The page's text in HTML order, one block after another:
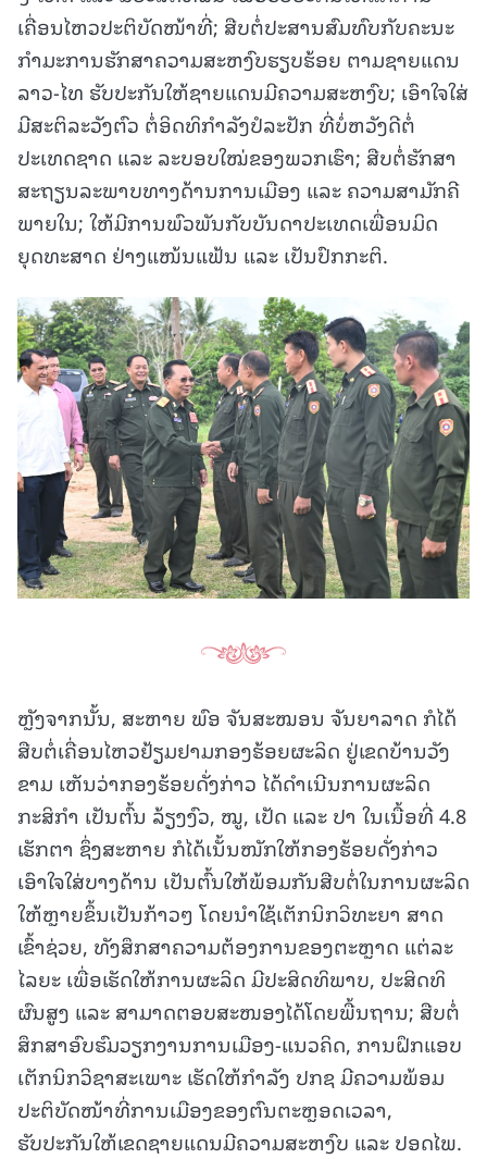
ເຄື່ອນໄຫວປະຕິບັດໜ້າທີ່; ສືບຕໍ່ປະສານສົມທົບກັບຄະນະ
ກຳມະການຮັກສາຄວາມສະຫງົບຮຽບຮ້ອຍ ຕາມຊາຍແດນ
ລາວ-ໄທ ຮັບປະກັນໃຫ້ຊາຍແດນມີຄວາມສະຫງົບ; ເອົາໃຈໃສ່
ມີສະຕິລະວັງຕົວ ຕໍ່ອິດທິກຳລັງປໍລະປັກ ທີ່ບໍ່ຫວັງດີຕໍ່
ປະເທດຊາດ ແລະ ລະບອບໃໝ່ຂອງພວກເຮົາ; ສືບຕໍ່ຮັກສາ
ສະຖຽນລະພາບທາງດ້ານການເມືອງ ແລະ ຄວາມສາມັກຄີ
ພາຍໃນ; ໃຫ້ມີການພົວພັນກັບບັນດາປະເທດເພື່ອນມິດ
ຍຸດທະສາດ ຢ່າງແໜ້ນແຟ້ນ ແລະ ເປັນປົກກະຕິ.
ຫຼັງຈາກນັ້ນ, ສະຫາຍ ພົອ ຈັນສະໝອນ ຈັນຍາລາດ ກໍໄດ້
ສືບຕໍ່ເຄື່ອນໄຫວຢ້ຽມຢາມກອງຮ້ອຍຜະລິດ ຢູ່ເຂດບ້ານວັງ
ຂາມ ເຫັນວ່າກອງຮ້ອຍດັ່ງກ່າວ ໄດ້ດຳເນີນການຜະລິດ
ກະສິກຳ ເປັນຕົ້ນ ລ້ຽງງົວ, ໝູ, ເປັດ ແລະ ປາ ໃນເນື້ອທີ່ 4.8
ເຮັກຕາ ຊຶ່ງສະຫາຍ ກໍໄດ້ເນັ້ນໜັກໃຫ້ກອງຮ້ອຍດັ່ງກ່າວ
ເອົາໃຈໃສ່ບາງດ້ານ ເປັນຕົ້ນໃຫ້ພ້ອມກັນສືບຕໍ່ໃນການຜະລິດ
ໃຫ້ຫຼາຍຂຶ້ນເປັນກ້າວໆ ໂດຍນຳໃຊ້ເຕັກນິກວິທະຍາ ສາດ
ເຂົ້າຊ່ວຍ, ທັງສຶກສາຄວາມຕ້ອງການຂອງຕະຫຼາດ ແຕ່ລະ
ໄລຍະ ເພື່ອເຮັດໃຫ້ການຜະລິດ ມີປະສິດທິພາບ, ປະສິດທິ
ຜົນສູງ ແລະ ສາມາດຕອບສະໜອງໄດ້ໂດຍພື້ນຖານ; ສືບຕໍ່
ສຶກສາອົບຮົມວຽກງານການເມືອງ-ແນວຄິດ, ການຝຶກແອບ
ເຕັກນິກວິຊາສະເພາະ ເຮັດໃຫ້ກຳລັງ ປກຊ ມີຄວາມພ້ອມ
ປະຕິບັດໜ້າທີ່ການເມືອງຂອງຕົນຕະຫຼອດເວລາ,
ຮັບປະກັນໃຫ້ເຂດຊາຍແດນມີຄວາມສະຫງົບ ແລະ ປອດໄພ.